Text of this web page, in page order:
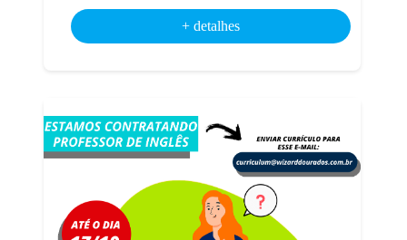
+ detalhes